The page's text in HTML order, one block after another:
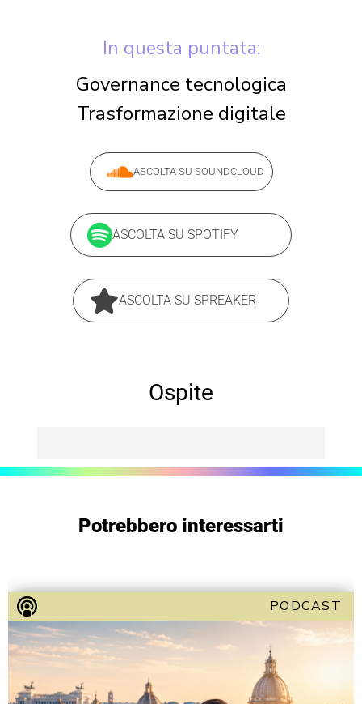
In questa puntata:
Governance tecnologica
Trasformazione digitale
ASCOLTA SU SOUNDCLOUD
ASCOLTA SU SPOTIFY
ASCOLTA SU SPREAKER
Ospite
Potrebbero interessarti
PODCAST